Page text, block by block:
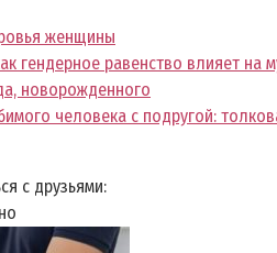
женщины
гендерное равенство влияет на
новорожденного
человека с подругой:
с друзьями: